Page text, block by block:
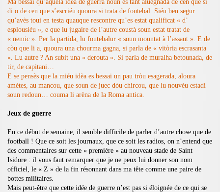
Mà bessai qu’aquela idèa de guerra noun es tant aluegnada de cen que si
di o de cen que s’escriéu quoura si trata de foutebal. Siéu ben segur
qu’avès toui en testa quauque rescontre qu’es estat qualificat « d’
esplousiéu », e que lu jugaire de l’autre coustà soun estat tratat de
« nemic ». Per la partida, lu foutebalur « soun mountat à l’assaut ». E de
còu que li a, quoura una chourma gagna, si parla de « vitòria escrasanta
». Lu autre ? An subit una « derouta ». Si parla de muralha betounada, de
tir, de capitani…
E se pensès que la miéu idèa es bessai un pau tròu esagerada, aloura
amètes, au mancou, que soun de juec dóu chircou, que lu nouvéu estadi
soun redoun… couma li arèna de la Roma antica.
Jeux de guerre
En ce début de semaine, il semble difficile de parler d’autre chose que de
football ! Que ce soit les journaux, que ce soit les radios, on n’entend que
des commentaires sur cette « première » au nouveau stade de Saint
Isidore : il vous faut remarquer que je ne peux lui donner son nom
officiel, le « Z » de la fin résonnant dans ma tête comme une paire de
bottes militaires.
Mais peut-être que cette idée de guerre n’est pas si éloignée de ce qui se